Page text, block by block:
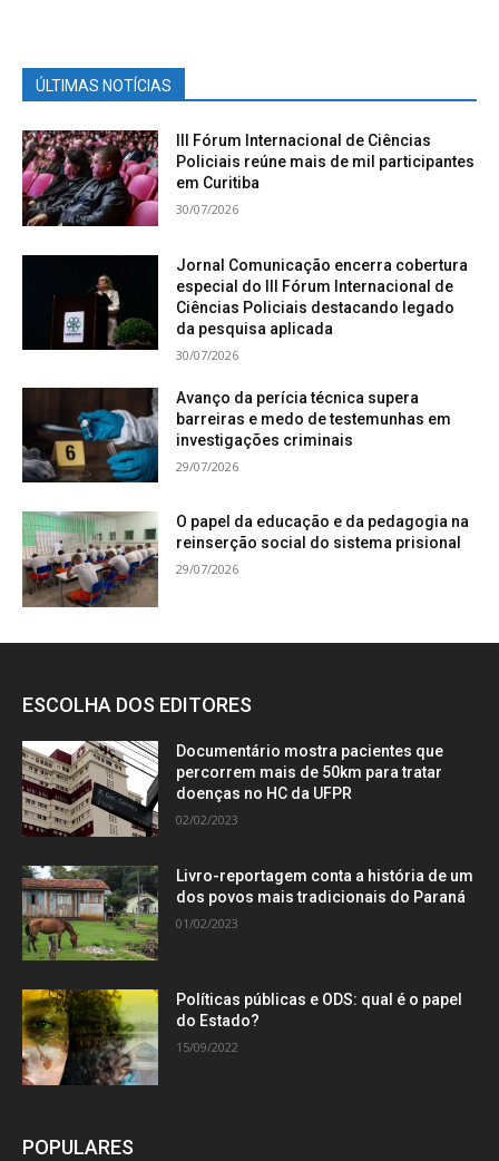
ÚLTIMAS NOTÍCIAS
III Fórum Internacional de Ciências
Policiais reúne mais de mil participantes
em Curitiba
30/07/2026
Jornal Comunicação encerra cobertura
especial do III Fórum Internacional de
Ciências Policiais destacando legado
da pesquisa aplicada
30/07/2026
Avanço da perícia técnica supera
barreiras e medo de testemunhas em
investigações criminais
29/07/2026
O papel da educação e da pedagogia na
reinserção social do sistema prisional
29/07/2026
ESCOLHA DOS EDITORES
Documentário mostra pacientes que
percorrem mais de 50km para tratar
doenças no HC da UFPR
02/02/2023
Livro-reportagem conta a história de um
dos povos mais tradicionais do Paraná
01/02/2023
Políticas públicas e ODS: qual é o papel
do Estado?
15/09/2022
POPULARES